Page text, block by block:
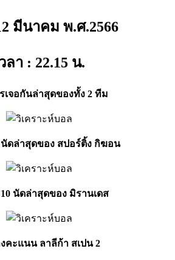
มีนาคม พ.ศ.2566
ลา : 22.15 น.
เจอกันล่าสุดของทั้ง 2 ทีม
นัดล่าสุดของ สปอร์ติ้ง กิฆอน
นัดล่าสุดของ มิรานเดส
คะแนน ลาลีก้า สเปน 2